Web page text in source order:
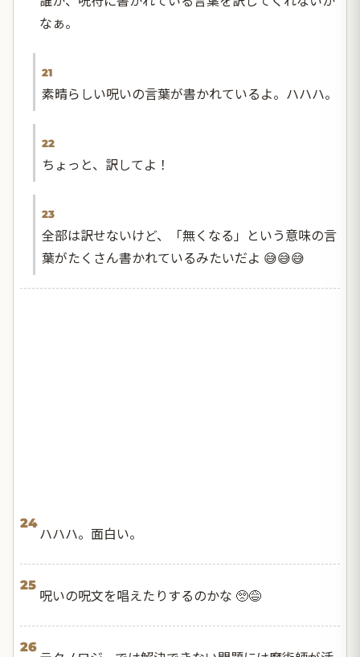
なぁ。
21
素晴らしい呪いの言葉が書かれているよ。ハハハ。
22
ちょっと、訳してよ！
23
全部は訳せないけど、「無くなる」という意味の言
葉がたくさん書かれているみたいだよ 😅😅😅
24
ハハハ。面白い。
25
呪いの呪文を唱えたりするのかな 🥺😅
26